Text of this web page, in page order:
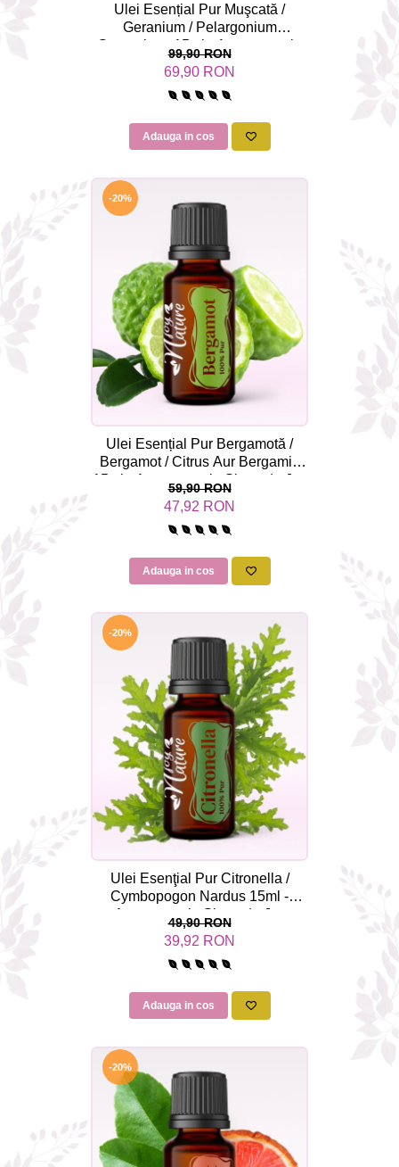
Ulei Esențial Pur Muşcată /
Geranium / Pelargonium
Graveolens 15ml - Aromaterapie
Sigura | nJoy Nature
99,90 RON
69,90 RON
Adauga in cos
-20%
Ulei Esențial Pur Bergamotă /
Bergamot / Citrus Aur Bergamia
15ml - Aromaterapie Sigura | nJoy
Nature
59,90 RON
47,92 RON
Adauga in cos
-20%
Ulei Esenţial Pur Citronella /
Cymbopogon Nardus 15ml -
Aromaterapie Sigura | nJoy
Nature
49,90 RON
39,92 RON
Adauga in cos
-20%